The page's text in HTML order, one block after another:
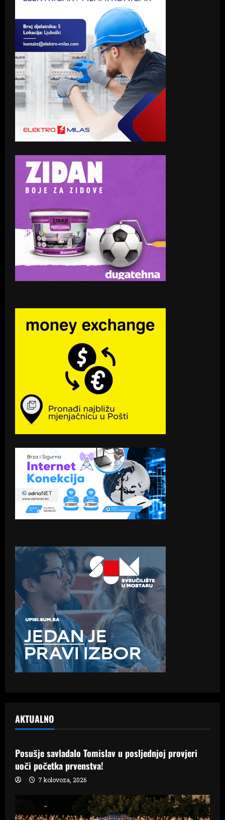
AKTUALNO
Samo Hercegovina
Posušje savladalo Tomislav u posljednjoj provjeri
uoči početka prvenstva!
7 kolovoza, 2026